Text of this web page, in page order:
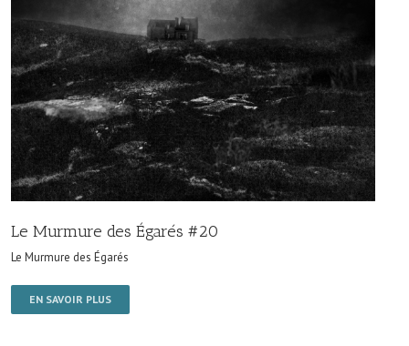
Le Murmure des Égarés #20
Le Murmure des Égarés
EN SAVOIR PLUS